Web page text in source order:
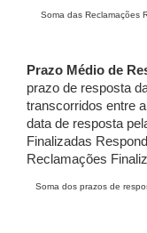
Soma das Reclamações
Prazo Médio de
prazo de resposta
transcorridos entre
data de resposta
Finalizadas
Reclamações
Soma dos prazos de